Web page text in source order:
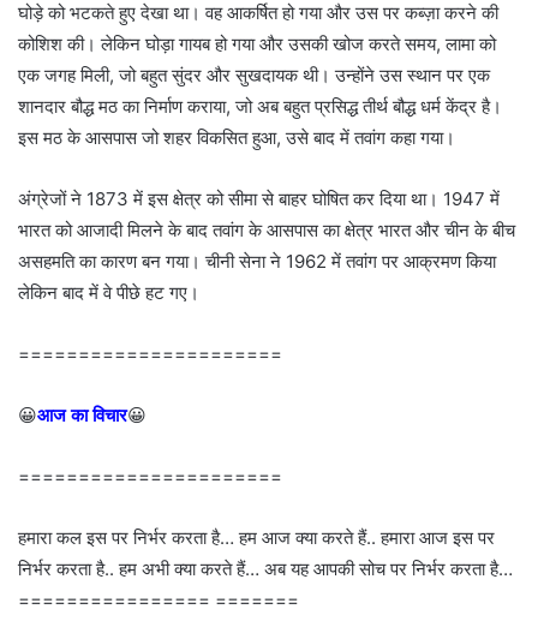
घोड़े को भटकते हुए देखा था। वह आकर्षित हो गया और उस पर कब्ज़ा करने की
कोशिश की। लेकिन घोड़ा गायब हो गया और उसकी खोज करते समय, लामा को
एक जगह मिली, जो बहुत सुंदर और सुखदायक थी। उन्होंने उस स्थान पर एक
शानदार बौद्ध मठ का निर्माण कराया, जो अब बहुत प्रसिद्ध तीर्थ बौद्ध धर्म केंद्र है।
इस मठ के आसपास जो शहर विकसित हुआ, उसे बाद में तवांग कहा गया।
अंग्रेजों ने 1873 में इस क्षेत्र को सीमा से बाहर घोषित कर दिया था। 1947 में
भारत को आजादी मिलने के बाद तवांग के आसपास का क्षेत्र भारत और चीन के बीच
असहमति का कारण बन गया। चीनी सेना ने 1962 में तवांग पर आक्रमण किया
लेकिन बाद में वे पीछे हट गए।
======================
😀आज का विचार😀
======================
हमारा कल इस पर निर्भर करता है… हम आज क्या करते हैं.. हमारा आज इस पर
निर्भर करता है.. हम अभी क्या करते हैं… अब यह आपकी सोच पर निर्भर करता है…
================ =======